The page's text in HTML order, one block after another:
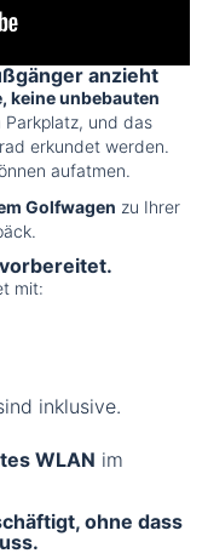
anzieht
keine unbebauten
und das
erkundet werden.
aufatmen.
Golfwagen zu Ihrer
mit:
inklusive.
WLAN im
ohne dass